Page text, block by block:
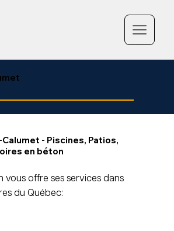
- Piscines, Patios,
en béton
vous offre ses services dans
du Québec: